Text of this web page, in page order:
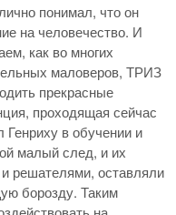
понимал, что он
на человечество. И
как во многих
маловеров, ТРИЗ
прекрасные
проходящая сейчас
Генриху в обучении и
малый след, и их
решателями, оставляли
борозду. Таким